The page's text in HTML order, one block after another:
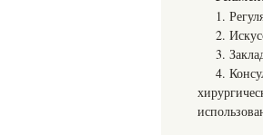
1.
2.
3.
4.